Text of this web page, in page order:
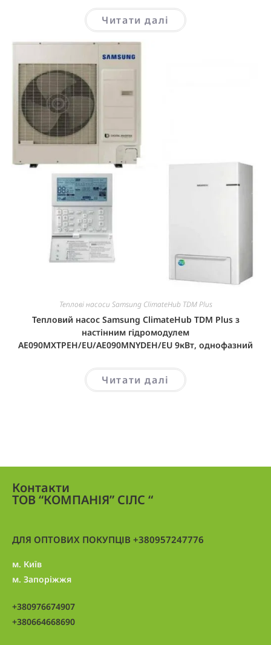
Читати далі
Теплові насоси Samsung ClimateHub TDM Plus
Тепловий насос Samsung ClimateHub TDM Plus з
настінним гідромодулем
AE090MXTPEH/EU/AE090MNYDEH/EU 9кВт, однофазний
Читати далі
Контакти
ТОВ “КОМПАНІЯ” СІЛС “
ДЛЯ ОПТОВИХ ПОКУПЦІВ +380957247776
м. Київ
м. Запоріжжя
+380976674907
+380664668690